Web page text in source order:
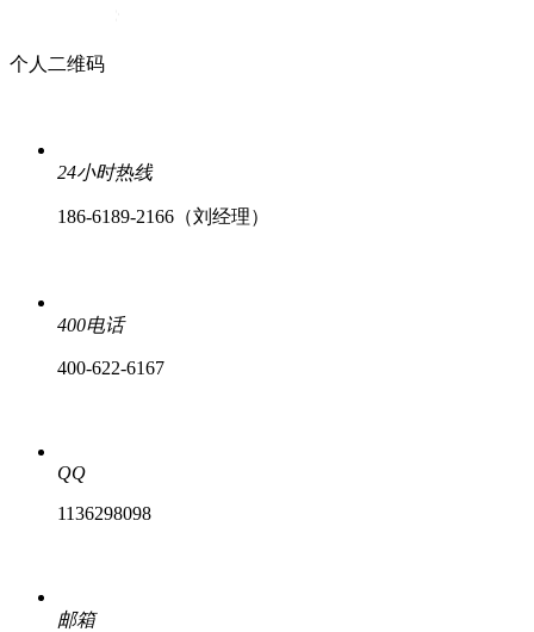
个人二维码
24小时热线
186-6189-2166（刘经理）
400电话
400-622-6167
QQ
1136298098
邮箱